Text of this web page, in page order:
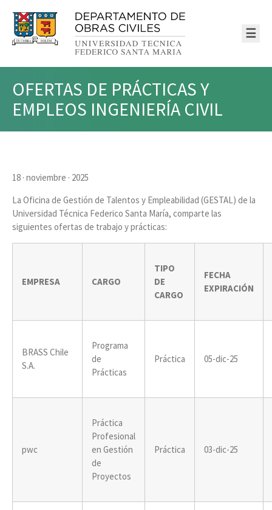
☰
OFERTAS DE PRÁCTICAS Y
EMPLEOS INGENIERÍA CIVIL
18 · noviembre · 2025
La Oficina de Gestión de Talentos y Empleabilidad (GESTAL) de la
Universidad Técnica Federico Santa María, comparte las
siguientes ofertas de trabajo y prácticas:
EMPRESA CARGO
TIPO
DE
CARGO
FECHA
EXPIRACIÓN
BRASS Chile
S.A.
Programa
de
Prácticas
Práctica 05-dic-25
pwc
Práctica
Profesional
en Gestión
de
Proyectos
Práctica 03-dic-25